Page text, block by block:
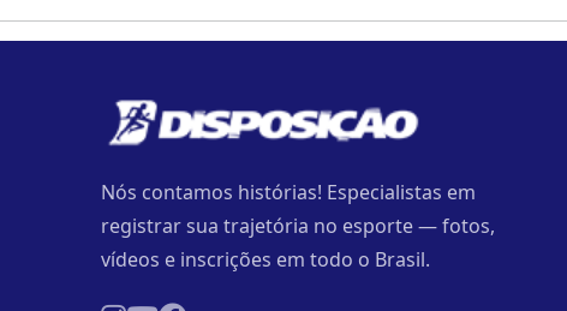
Nós contamos histórias! Especialistas em
registrar sua trajetória no esporte — fotos,
vídeos e inscrições em todo o Brasil.